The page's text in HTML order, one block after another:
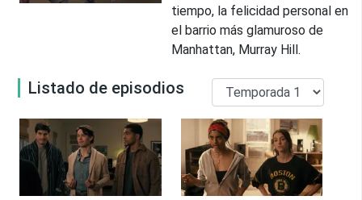
tiempo, la felicidad personal en
el barrio más glamuroso de
Manhattan, Murray Hill.
Listado de episodios